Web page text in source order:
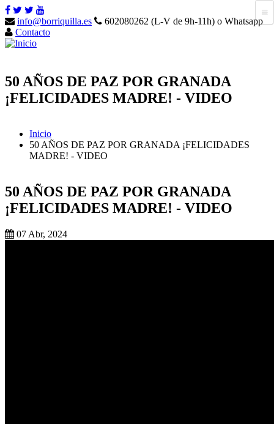
info@borriquilla.es
602080262 (L-V de 9h-11h) o Whatsapp
Contacto
50 AÑOS DE PAZ POR GRANADA
¡FELICIDADES MADRE! - VIDEO
Inicio
50 AÑOS DE PAZ POR GRANADA ¡FELICIDADES
MADRE! - VIDEO
50 AÑOS DE PAZ POR GRANADA
¡FELICIDADES MADRE! - VIDEO
07 Abr, 2024